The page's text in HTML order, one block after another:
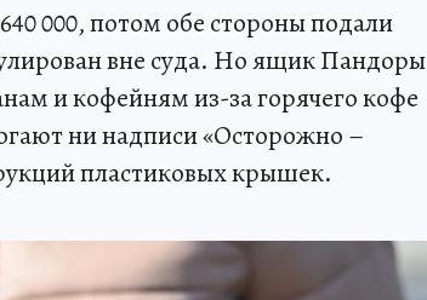
000, потом обе стороны подали
вне суда. Но ящик Пандоры
и кофейням из-за горячего кофе
ни надписи «Осторожно –
пластиковых крышек.